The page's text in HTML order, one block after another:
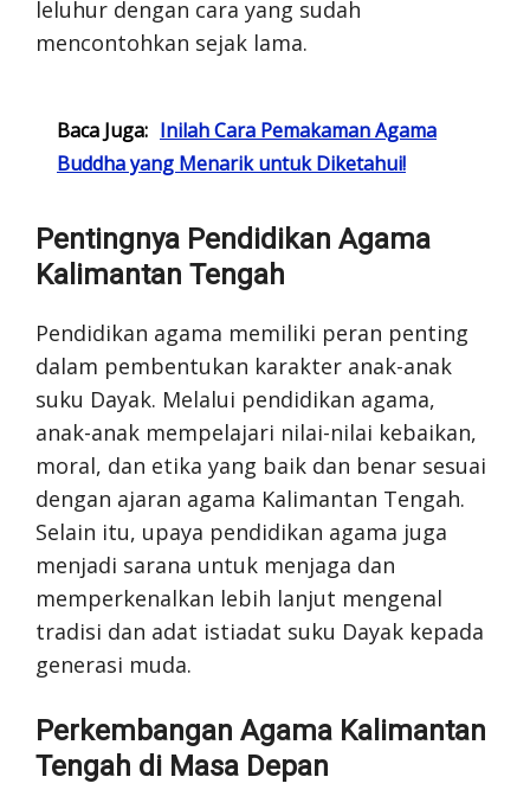
leluhur dengan cara yang sudah
mencontohkan sejak lama.
Baca Juga: Inilah Cara Pemakaman Agama
Buddha yang Menarik untuk Diketahui!
Pentingnya Pendidikan Agama
Kalimantan Tengah
Pendidikan agama memiliki peran penting
dalam pembentukan karakter anak-anak
suku Dayak. Melalui pendidikan agama,
anak-anak mempelajari nilai-nilai kebaikan,
moral, dan etika yang baik dan benar sesuai
dengan ajaran agama Kalimantan Tengah.
Selain itu, upaya pendidikan agama juga
menjadi sarana untuk menjaga dan
memperkenalkan lebih lanjut mengenal
tradisi dan adat istiadat suku Dayak kepada
generasi muda.
Perkembangan Agama Kalimantan
Tengah di Masa Depan